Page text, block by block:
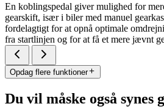
En koblingspedal giver mulighed for
gearskift, især i biler med manuel
fordelagtigt for at opnå optimale
fra startlinjen og for at få et mere jævnt
Opdag flere funktioner
Du vil måske også synes